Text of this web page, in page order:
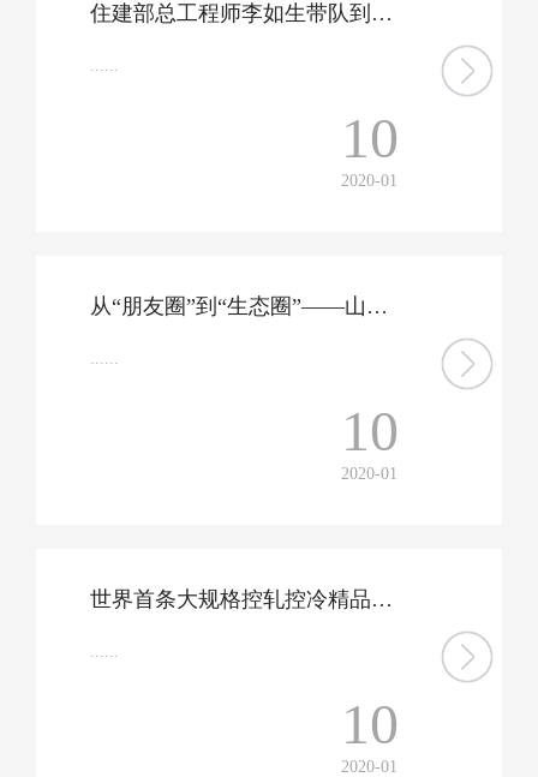
住建部总工程师李如生带队到我公司调研钢结构装配式住宅建设工作,提出——推进钢结构装配式住宅产业高质量发展
......
10
2020-01
从“朋友圈”到“生态圈”——山钢集团正构建融合发展经济共同体
......
10
2020-01
世界首条大规格控轧控冷精品特殊钢棒材生产线投产
......
10
2020-01